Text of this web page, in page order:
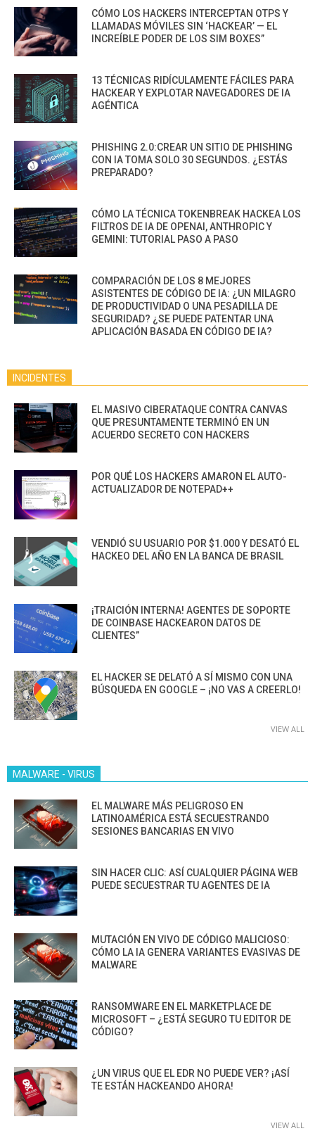
CÓMO LOS HACKERS INTERCEPTAN OTPS Y
LLAMADAS MÓVILES SIN ‘HACKEAR’ — EL
INCREÍBLE PODER DE LOS SIM BOXES”
13 TÉCNICAS RIDÍCULAMENTE FÁCILES PARA
HACKEAR Y EXPLOTAR NAVEGADORES DE IA
AGÉNTICA
PHISHING 2.0:CREAR UN SITIO DE PHISHING
CON IA TOMA SOLO 30 SEGUNDOS. ¿ESTÁS
PREPARADO?
CÓMO LA TÉCNICA TOKENBREAK HACKEA LOS
FILTROS DE IA DE OPENAI, ANTHROPIC Y
GEMINI: TUTORIAL PASO A PASO
COMPARACIÓN DE LOS 8 MEJORES
ASISTENTES DE CÓDIGO DE IA: ¿UN MILAGRO
DE PRODUCTIVIDAD O UNA PESADILLA DE
SEGURIDAD? ¿SE PUEDE PATENTAR UNA
APLICACIÓN BASADA EN CÓDIGO DE IA?
INCIDENTES
EL MASIVO CIBERATAQUE CONTRA CANVAS
QUE PRESUNTAMENTE TERMINÓ EN UN
ACUERDO SECRETO CON HACKERS
POR QUÉ LOS HACKERS AMARON EL AUTO-
ACTUALIZADOR DE NOTEPAD++
VENDIÓ SU USUARIO POR $1.000 Y DESATÓ EL
HACKEO DEL AÑO EN LA BANCA DE BRASIL
¡TRAICIÓN INTERNA! AGENTES DE SOPORTE
DE COINBASE HACKEARON DATOS DE
CLIENTES”
EL HACKER SE DELATÓ A SÍ MISMO CON UNA
BÚSQUEDA EN GOOGLE – ¡NO VAS A CREERLO!
VIEW ALL
MALWARE - VIRUS
EL MALWARE MÁS PELIGROSO EN
LATINOAMÉRICA ESTÁ SECUESTRANDO
SESIONES BANCARIAS EN VIVO
SIN HACER CLIC: ASÍ CUALQUIER PÁGINA WEB
PUEDE SECUESTRAR TU AGENTES DE IA
MUTACIÓN EN VIVO DE CÓDIGO MALICIOSO:
CÓMO LA IA GENERA VARIANTES EVASIVAS DE
MALWARE
RANSOMWARE EN EL MARKETPLACE DE
MICROSOFT – ¿ESTÁ SEGURO TU EDITOR DE
CÓDIGO?
¿UN VIRUS QUE EL EDR NO PUEDE VER? ¡ASÍ
TE ESTÁN HACKEANDO AHORA!
VIEW ALL